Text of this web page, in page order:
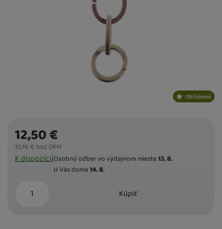
Dostupnost
K dispozíciiOsobný odber vo výdajnom mieste13. 8.
U Vás doma14. 8.
12,50€
10,16€ bez DPH
Kúpiť
Obľúbené